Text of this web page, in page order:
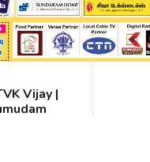
Vijay |